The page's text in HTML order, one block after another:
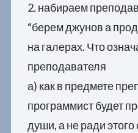
2. набираем
“берем джунов а
на галерах. Что
преподавателя
а) как в предмете
программист будет
души, а не ради